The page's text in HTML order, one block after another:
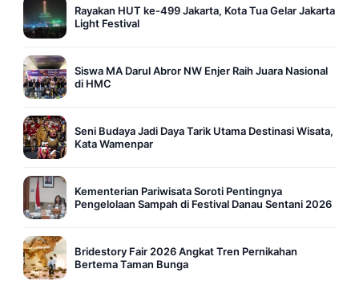
Rayakan HUT ke-499 Jakarta, Kota Tua Gelar Jakarta
Light Festival
Siswa MA Darul Abror NW Enjer Raih Juara Nasional
di HMC
Seni Budaya Jadi Daya Tarik Utama Destinasi Wisata,
Kata Wamenpar
Kementerian Pariwisata Soroti Pentingnya
Pengelolaan Sampah di Festival Danau Sentani 2026
Bridestory Fair 2026 Angkat Tren Pernikahan
Bertema Taman Bunga